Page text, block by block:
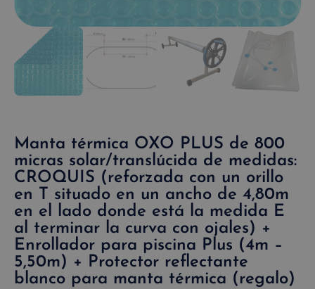
Manta térmica OXO PLUS de 800
micras solar/translúcida de medidas:
CROQUIS (reforzada con un orillo
en T situado en un ancho de 4,80m
en el lado donde está la medida E
al terminar la curva con ojales) +
Enrollador para piscina Plus (4m –
5,50m) + Protector reflectante
blanco para manta térmica (regalo)